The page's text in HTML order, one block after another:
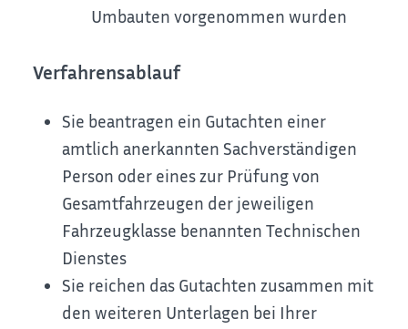
Umbauten vorgenommen wurden
Verfahrensablauf
Sie beantragen ein Gutachten einer
amtlich anerkannten Sachverständigen
Person oder eines zur Prüfung von
Gesamtfahrzeugen der jeweiligen
Fahrzeugklasse benannten Technischen
Dienstes
Sie reichen das Gutachten zusammen mit
den weiteren Unterlagen bei Ihrer